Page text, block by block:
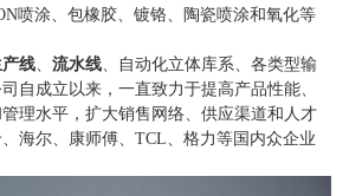
喷涂、包橡胶、镀铬、陶瓷喷涂和氧化等
线 流水线 、自动化立体库系、各类型输
自成立以来，一直致力于提高产品性能、
理水平，扩大销售网络、供应渠道和人才
海尔、康师傅、TCL、格力等国内众企业